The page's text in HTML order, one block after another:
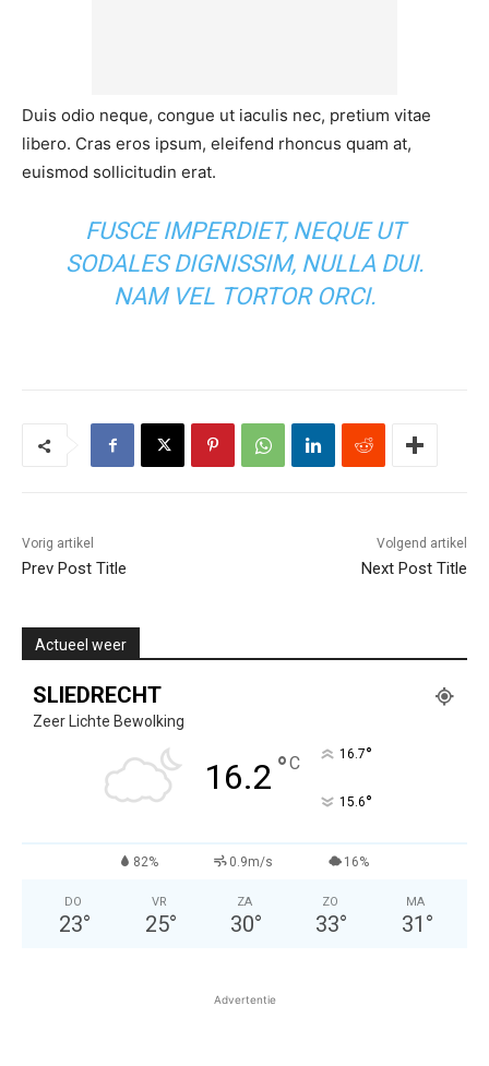
Duis odio neque, congue ut iaculis nec, pretium vitae
libero. Cras eros ipsum, eleifend rhoncus quam at,
euismod sollicitudin erat.
FUSCE IMPERDIET, NEQUE UT
SODALES DIGNISSIM, NULLA DUI.
NAM VEL TORTOR ORCI.
Vorig artikel
Prev Post Title
Volgend artikel
Next Post Title
Actueel weer
SLIEDRECHT
Zeer Lichte Bewolking
16.2 °C 16.7°
15.6°
82% 0.9m/s 16%
DO
23°
VR
25°
ZA
30°
ZO
33°
MA
31 °
Advertentie